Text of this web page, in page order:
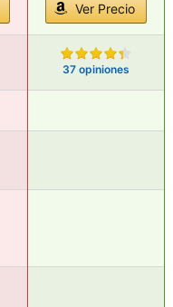
Ver Precio
37 opiniones